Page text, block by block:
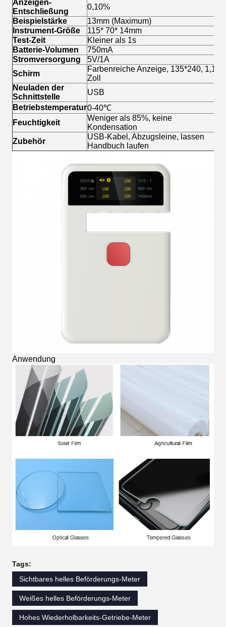
Anzeigen-
Entschließung
0,10%
Beispielstärke
13mm (Maximum)
Instrument-Größe
115* 70* 14mm
Test-Zeit
Kleiner als 1s
Batterie-Volumen
750mA
Stromversorgung
5V/1A
Schirm
Farbenreiche Anzeige, 135*240, 1,14
Zoll
Neuladen der
Schnittstelle
USB
Betriebstemperatur0-40℃
Feuchtigkeit
Weniger als 85%, keine
Kondensation
Zubehör
USB-Kabel, Abzugsleine, lassen
Handbuch laufen
Anwendung
Tags:
Sichtbares helles Beförderungs-Meter
Weißes helles Beförderungs-Meter
Hohes Wiederholbarkeits-Getriebe-Meter